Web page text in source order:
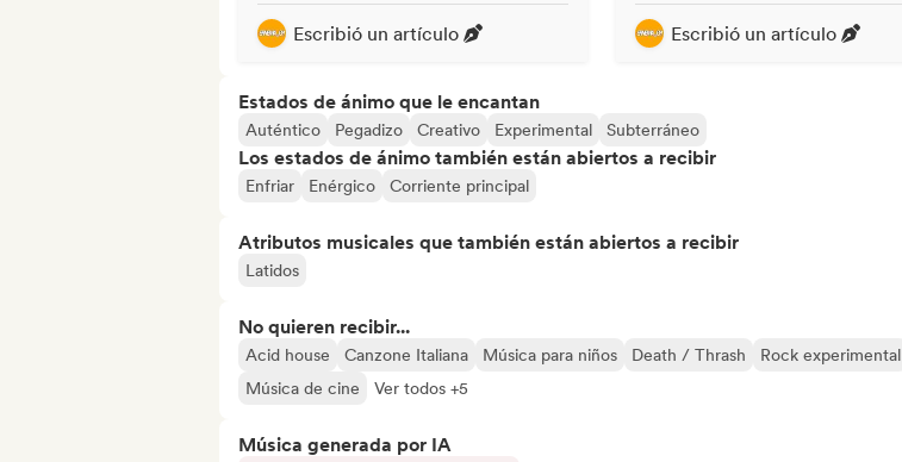
Escribió un artículo Escribió un artículo
Estados de ánimo que le encantan
Auténtico Pegadizo Creativo Experimental Subterráneo
Los estados de ánimo también están abiertos a recibir
Enfriar Enérgico Corriente principal
Atributos musicales que también están abiertos a recibir
Latidos
No quieren recibir...
Acid house Canzone Italiana Música para niños Death / Thrash
Rock experimental
Música de cine
Ver todos +5
Música generada por IA